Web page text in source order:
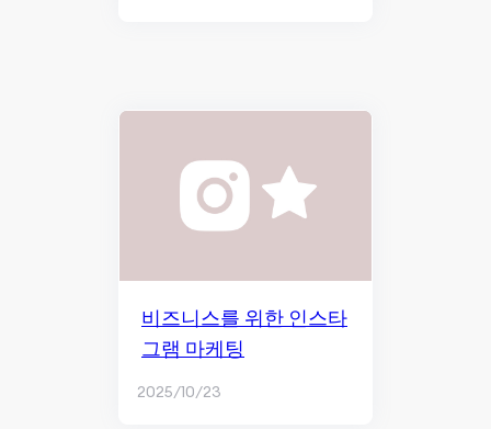
비즈니스를 위한 인스타
그램 마케팅
2025/10/23